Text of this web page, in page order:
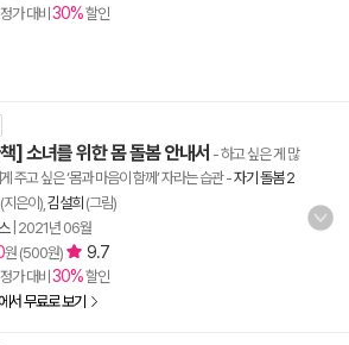
가 대비 30%할인
] 소녀를 위한 몸 돌봄 안내서 - 하고 싶은 게 많
주고 싶은 ‘몸과 마음이 함께’ 자라는 습관-자기 돌봄 2
은이), 김설희 (그림)
| 2021년 06월
원 (500원) 9.7
가 대비 30%할인
서 무료로 보기